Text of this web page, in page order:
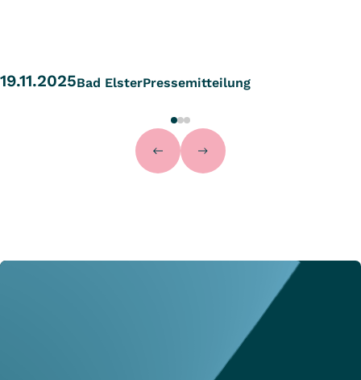
19.11.2025Bad ElsterPressemitteilung